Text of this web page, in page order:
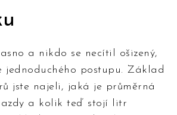
a nikdo se necítil ošizený,
jednoduchého postupu. Základ
jste najeli, jaká je průměrná
a kolik teď stojí litr